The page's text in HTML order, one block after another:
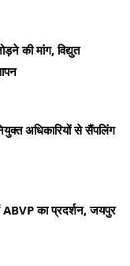
की मांग, विद्युत
अधिकारियों से सैंपलिंग
ABVP का प्रदर्शन, जयपुर